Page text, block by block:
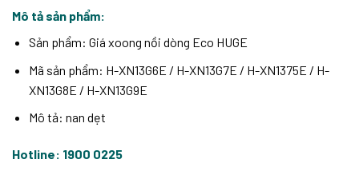
Mô tả sản phẩm:
Sản phẩm: Giá xoong nồi dòng Eco HUGE
Mã sản phẩm: H-XN13G6E / H-XN13G7E / H-XN1375E / H-
XN13G8E / H-XN13G9E
Mô tả: nan dẹt
Hotline: 1900 0225